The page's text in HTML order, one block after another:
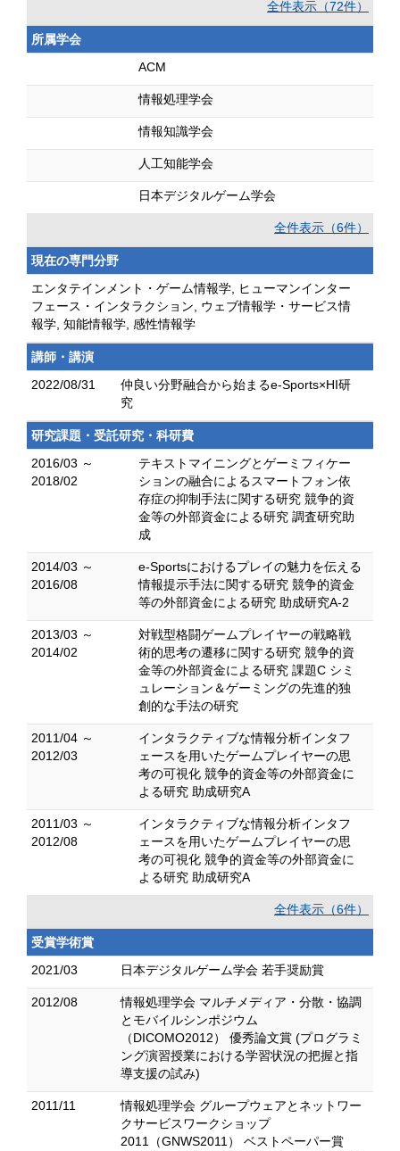
全件表示（72件）
所属学会
ACM
情報処理学会
情報知識学会
人工知能学会
日本デジタルゲーム学会
全件表示（6件）
現在の専門分野
エンタテインメント・ゲーム情報学, ヒューマンインター
フェース・インタラクション, ウェブ情報学・サービス情
報学, 知能情報学, 感性情報学
講師・講演
2022/08/31
仲良い分野融合から始まるe-Sports×HI研
究
研究課題・受託研究・科研費
2016/03 ～
2018/02
テキストマイニングとゲーミフィケー
ションの融合によるスマートフォン依
存症の抑制手法に関する研究 競争的資
金等の外部資金による研究 調査研究助
成
2014/03 ～
2016/08
e-Sportsにおけるプレイの魅力を伝える
情報提示手法に関する研究 競争的資金
等の外部資金による研究 助成研究A-2
2013/03 ～
2014/02
対戦型格闘ゲームプレイヤーの戦略戦
術的思考の遷移に関する研究 競争的資
金等の外部資金による研究 課題C シミ
ュレーション＆ゲーミングの先進的独
創的な手法の研究
2011/04 ～
2012/03
インタラクティブな情報分析インタフ
ェースを用いたゲームプレイヤーの思
考の可視化 競争的資金等の外部資金に
よる研究 助成研究A
2011/03 ～
2012/08
インタラクティブな情報分析インタフ
ェースを用いたゲームプレイヤーの思
考の可視化 競争的資金等の外部資金に
よる研究 助成研究A
全件表示（6件）
受賞学術賞
2021/03
日本デジタルゲーム学会 若手奨励賞
2012/08
情報処理学会 マルチメディア・分散・協調
とモバイルシンポジウム
（DICOMO2012） 優秀論文賞 (プログラミ
ング演習授業における学習状況の把握と指
導支援の試み)
2011/11
情報処理学会 グループウェアとネットワー
クサービスワークショップ
2011（GNWS2011） ベストペーパー賞